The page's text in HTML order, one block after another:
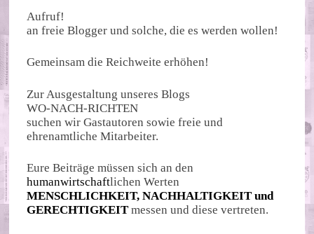
Aufruf!
an freie Blogger und solche, die es werden wollen!
Gemeinsam die Reichweite erhöhen!
Zur Ausgestaltung unseres Blogs
WO-NACH-RICHTEN
suchen wir Gastautoren sowie freie und
ehrenamtliche Mitarbeiter.
Eure Beiträge müssen sich an den
humanwirtschaftlichen Werten
MENSCHLICHKEIT, NACHHALTIGKEIT und
GERECHTIGKEIT messen und diese vertreten.